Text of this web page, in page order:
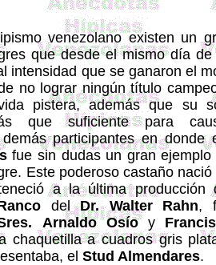
venezolano existen un
que desde el mismo día de
intensidad que se ganaron el
no lograr ningún título
pistera, además que su
que suficiente para
participantes en donde
fue sin dudas un gran ejemplo
Este poderoso castaño nació
a la última producción
delDr. Walter Rahn,
ArnaldoOsíoy
chaquetilla a cuadros gris
elStud Almendares.